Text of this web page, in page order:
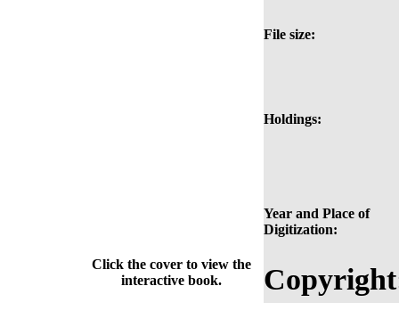
File size:
Holdings:
Year and Place of
Digitization:
Click the cover to view the
interactive book.